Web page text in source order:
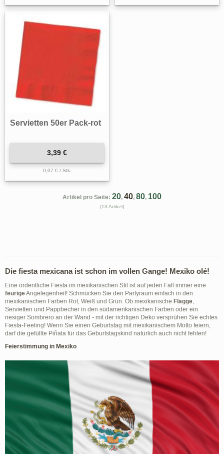
Servietten 50er Pack-rot
3,39 €
0,07 € / Stk.
Artikel pro Seite: 20, 40, 80, 100
(13 Artikel)
Die fiesta mexicana ist schon im vollen Gange! Mexiko olé!
Eine ordentliche Fiesta im mexikanischen Stil ist auf jeden Fall immer eine
feurigeAngelegenheit! Schmücken Sie den Partyraum einfach in den
mexikanischen Farben Rot, Weiß und Grün. Ob mexikanische Flagge
Servietten und Pappbecher in den südamerikanischen Farben oder ein
riesiger Sombrero an der Wand - mit der richtigen Deko versprühen Sie echtes
Fiesta-Feeling! Wenn Sie einen Geburtstag mit mexikanischem Motto feiern,
darf die gefüllte Piñata für das Geburtstagskind natürlich auch nicht fehlen!
Feierstimmung in Mexiko